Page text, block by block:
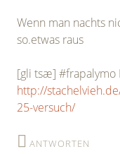
Wenn man nachts
so.etwas raus
[gli tsæ] #frapalymo
http://
25-versuch/
ANTWORTEN